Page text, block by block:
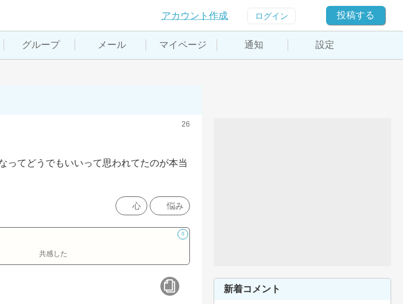
アカウント作成 ログイン 投稿する
グループ メール マイページ 通知 設定
26
ってどうでもいいって思われてたのが本当
心 悩み
0
共感した
新着コメント